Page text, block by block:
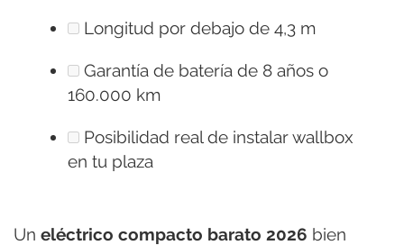
Longitud por debajo de 4,3 m
Garantía de batería de 8 años o
160.000 km
Posibilidad real de instalar wallbox
en tu plaza
Un eléctrico compacto barato 2026 bien